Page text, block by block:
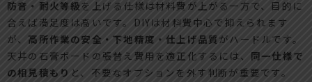
防音・耐火等級を上げる仕様は材料費が上がる一方で、目的に
合えば満足度は高いです。DIYは材料費中心で抑えられます
が、 高所作業の安全・下地精度・仕上げ品質がハードルです。
天井の石膏ボードの張替え費用を適正化するには、 同一仕様で
の相見積もり と、不要なオプションを外す判断が重要です。